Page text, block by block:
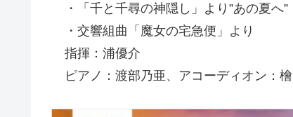
・「千と千尋の神隠し」より”あの夏へ”
・交響組曲「魔女の宅急便」より
指揮：浦優介
ピアノ：渡部乃亜、アコーディオン：